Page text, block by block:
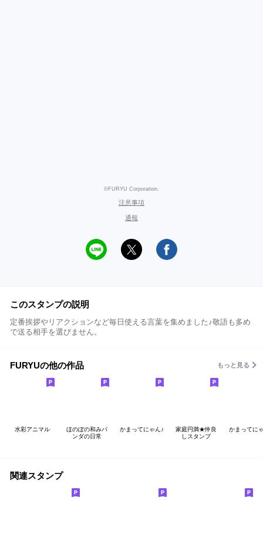
©FURYU Corporation.
注意事項
通報
このスタンプの説明
定番挨拶やリアクションなど毎日使える言葉を集めました♪敬語も多め
で送る相手を選びません。
FURYUの他の作品 もっと見る
水彩アニマル
ほのぼの和みパ
ンダの日常
かまってにゃん♪
家庭円満★仲良
しスタンプ
かまってに
関連スタンプ